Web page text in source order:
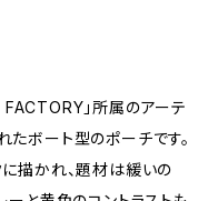
」所属のアーテ
たボート型のポーチです。
に描かれ、題材は緩いの